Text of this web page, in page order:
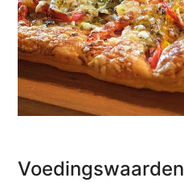
Voedingswaarden